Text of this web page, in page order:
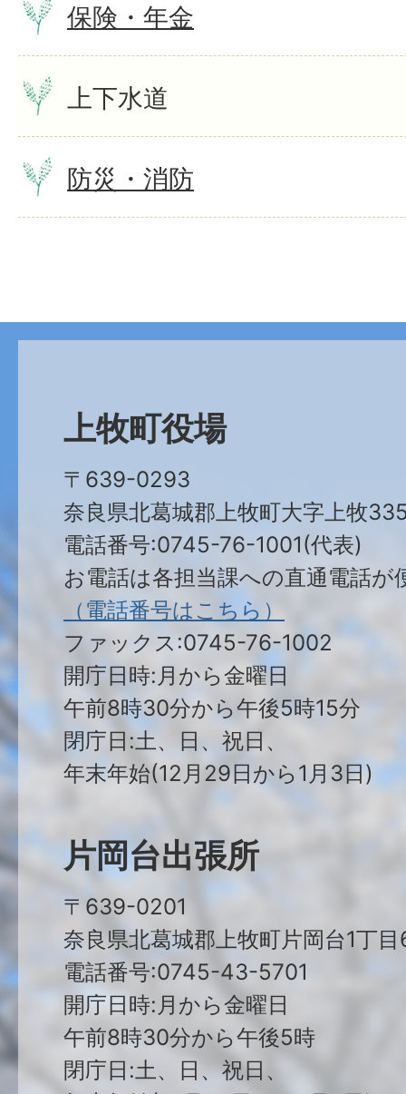
保険・年金
上下水道
防災・消防
上牧町役場
〒639-0293
奈良県北葛城郡上牧町大字上牧
電話番号:0745-76-1001(代表)
お電話は各担当課への直通電話が
（電話番号はこちら）
ファックス:0745-76-1002
開庁日時:月から金曜日
午前8時30分から午後5時15分
閉庁日:土、日、祝日、
年末年始(12月29日から1月3日)
片岡台出張所
〒639-0201
奈良県北葛城郡上牧町片岡台1丁目
電話番号:0745-43-5701
開庁日時:月から金曜日
午前8時30分から午後5時
閉庁日:土、日、祝日、